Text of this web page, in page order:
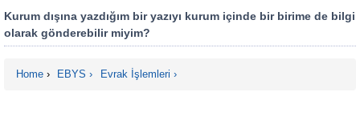
Kurum dışına yazdığım bir yazıyı kurum içinde bir birime de bilgi
olarak gönderebilir miyim?
Home › EBYS Evrak İşlemleri